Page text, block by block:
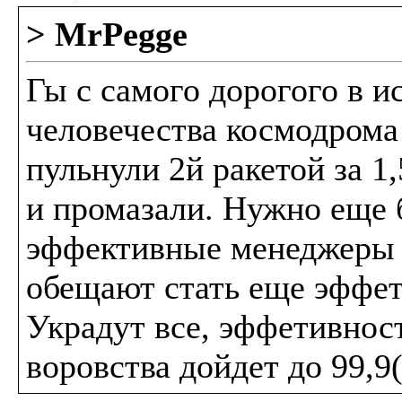
> MrPegge
Гы с самого дорогого в
человечества космодрома
пульнули 2й ракетой за
и промазали. Нужно еще
эффективные менеджеры
обещают стать еще
Украдут все,
воровства дойдет до